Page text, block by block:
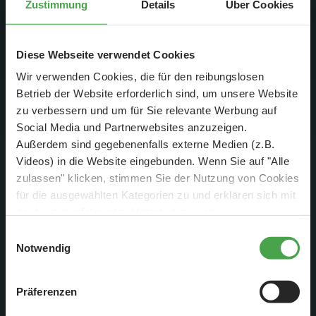
Zustimmung Details Über Cookies
Diese Webseite verwendet Cookies
Wir verwenden Cookies, die für den reibungslosen
Betrieb der Website erforderlich sind, um unsere Website
zu verbessern und um für Sie relevante Werbung auf
Social Media und Partnerwebsites anzuzeigen.
Außerdem sind gegebenenfalls externe Medien (z.B.
Videos) in die Website eingebunden. Wenn Sie auf "Alle
zulassen" klicken, stimmen Sie der Nutzung von Cookies
für die ausgewählten Kategorien zu und erklären sich mit
diese Einstellungen jederzeit über die Schaltfläche
zustimmen, beschränken wir uns auf die technisch
notwendigen Cookies. Weitere Informationen finden Sie in
Notwendig
Präferenzen
Otto auch im Wunderland seine Show
Knopfdrücker!
Dieser externe Inhalt kann aufgrund Ihrer Cookie-
Einstellungen nicht angezeigt werden.
Externen Inhalt anzeigen und Cookies akzeptieren?
Inhalt anzeigen ✔
DER TIPP für die Ferien und Feiertagswochenenden! 😎
👍
Mehr erfahren